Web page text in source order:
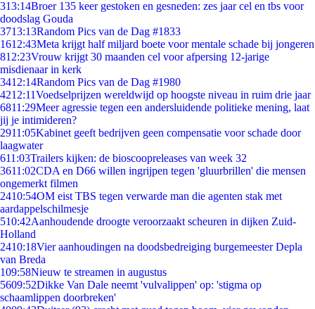
313:14Broer 135 keer gestoken en gesneden: zes jaar cel en tbs voor
doodslag Gouda
3713:13Random Pics van de Dag #1833
1612:43Meta krijgt half miljard boete voor mentale schade bij jongeren
812:23Vrouw krijgt 30 maanden cel voor afpersing 12-jarige
misdienaar in kerk
3412:14Random Pics van de Dag #1980
4212:11Voedselprijzen wereldwijd op hoogste niveau in ruim drie jaar
6811:29Meer agressie tegen een andersluidende politieke mening, laat
jij je intimideren?
2911:05Kabinet geeft bedrijven geen compensatie voor schade door
laagwater
611:03Trailers kijken: de bioscoopreleases van week 32
3611:02CDA en D66 willen ingrijpen tegen 'gluurbrillen' die mensen
ongemerkt filmen
2410:54OM eist TBS tegen verwarde man die agenten stak met
aardappelschilmesje
510:42Aanhoudende droogte veroorzaakt scheuren in dijken Zuid-
Holland
2410:18Vier aanhoudingen na doodsbedreiging burgemeester Depla
van Breda
109:58Nieuw te streamen in augustus
5609:52Dikke Van Dale neemt 'vulvalippen' op: 'stigma op
schaamlippen doorbreken'